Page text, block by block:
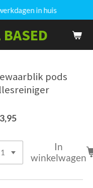
in huis
pods
In
winkelwagen